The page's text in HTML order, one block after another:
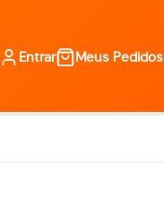
Entrar Meus Pedidos